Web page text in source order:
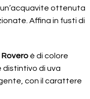
ottenuta
Affina in fusti di
Rovero è di colore
distintivo di uva
con il carattere